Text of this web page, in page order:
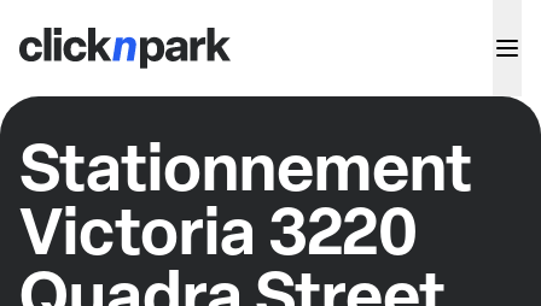
Stationnement
Victoria 3220